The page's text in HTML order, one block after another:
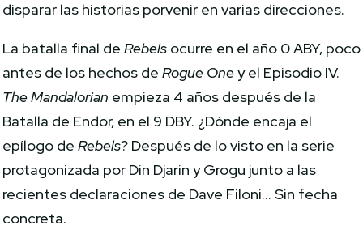
disparar las historias porvenir en varias direcciones.
La batalla final deRebels ocurre en el año 0 ABY, poco
antes de los hechos deRogue Oney el Episodio IV.
The Mandalorian empieza 4 años después de la
Batalla de Endor, en el 9 DBY. ¿Dónde encaja el
epílogo deRebels? Después de lo visto en la serie
protagonizada por Din Djarin y Grogu junto a las
recientes declaraciones de Dave Filoni… Sin fecha
concreta.